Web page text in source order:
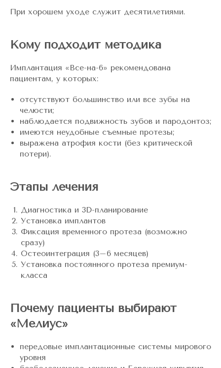
При хорошем уходе служит десятилетиями.
Кому подходит методика
Имплантация «Все-на-6» рекомендована
пациентам, у которых:
отсутствуют большинство или все зубы на
челюсти;
наблюдается подвижность зубов и пародонтоз;
имеются неудобные съемные протезы;
выражена атрофия кости (без критической
потери).
Этапы лечения
Диагностика и 3D-планирование
Установка имплантов
Фиксация временного протеза (возможно
сразу)
Остеоинтеграция (3–6 месяцев)
Установка постоянного протеза премиум-
класса
Почему пациенты выбирают
«Мелиус»
передовые имплантационные системы мирового
уровня